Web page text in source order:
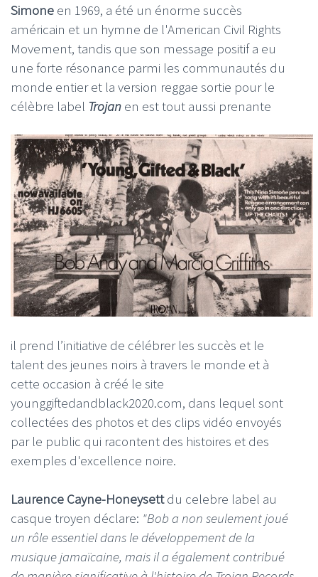
Simone en 1969, a été un énorme succès
américain et un hymne de l'American Civil Rights
Movement, tandis que son message positif a eu
une forte résonance parmi les communautés du
monde entier et la version reggae sortie pour le
célèbre label Trojan en est tout aussi prenante
il prend l’initiative de célébrer les succès et le
talent des jeunes noirs à travers le monde et à
cette occasion à créé le site
younggiftedandblack2020.com, dans lequel sont
collectées des photos et des clips vidéo envoyés
par le public qui racontent des histoires et des
exemples d'excellence noire.
Laurence Cayne-Honeysettdu celebre label au
casque troyen déclare: "Bob a non seulement joué
un rôle essentiel dans le développement de la
musique jamaïcaine, mais il a également contribué